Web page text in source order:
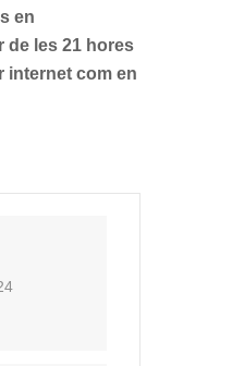
en
de les 21 hores
internet com en